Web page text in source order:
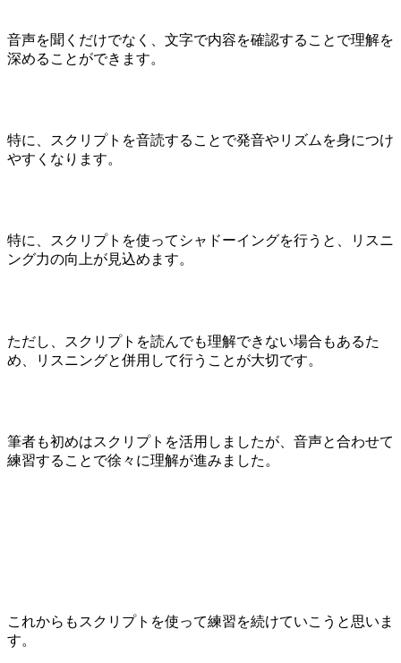
音声を聞くだけでなく、文字で内容を確認することで理解を
深めることができます。
特に、スクリプトを音読することで発音やリズムを身につけ
やすくなります。
特に、スクリプトを使ってシャドーイングを行うと、リスニ
ング力の向上が見込めます。
ただし、スクリプトを読んでも理解できない場合もあるた
め、リスニングと併用して行うことが大切です。
筆者も初めはスクリプトを活用しましたが、音声と合わせて
練習することで徐々に理解が進みました。
これからもスクリプトを使って練習を続けていこうと思いま
す。